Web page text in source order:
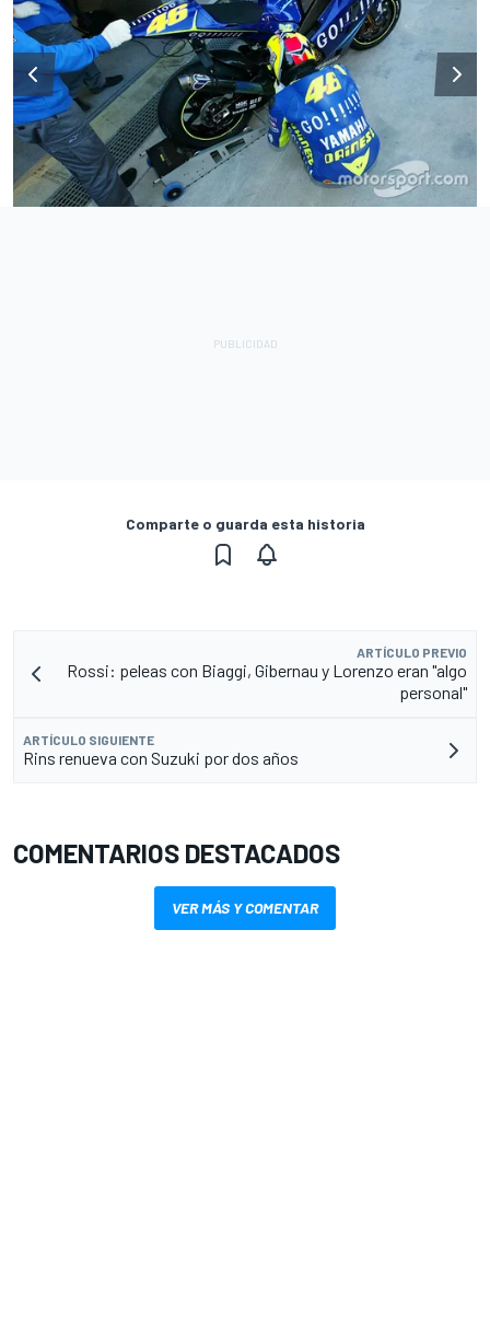
Comparte o guarda esta historia
ARTÍCULO PREVIO
Rossi: peleas con Biaggi, Gibernau y Lorenzo eran "algo
personal"
ARTÍCULO SIGUIENTE
Rins renueva con Suzuki por dos años
COMENTARIOS DESTACADOS
VER MÁS Y COMENTAR